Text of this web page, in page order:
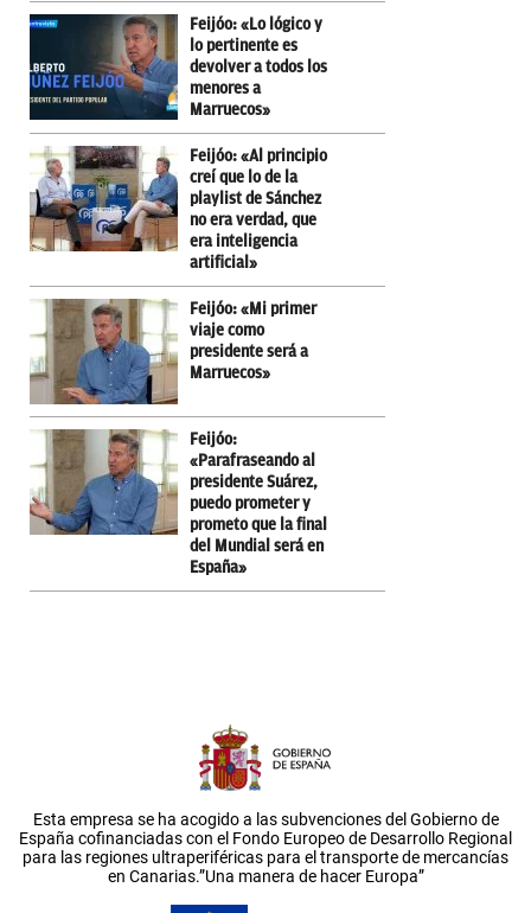
Feijóo: «Lo lógico y
lo pertinente es
devolver a todos los
menores a
Marruecos»
Feijóo: «Al principio
creí que lo de la
playlist de Sánchez
no era verdad, que
era inteligencia
artificial»
Feijóo: «Mi primer
viaje como
presidente será a
Marruecos»
Feijóo:
«Parafraseando al
presidente Suárez,
puedo prometer y
prometo que la final
del Mundial será en
España»
Esta empresa se ha acogido a las subvenciones del Gobierno de
España cofinanciadas con el Fondo Europeo de Desarrollo Regional
para las regiones ultraperiféricas para el transporte de mercancías
en Canarias.”Una manera de hacer Europa”